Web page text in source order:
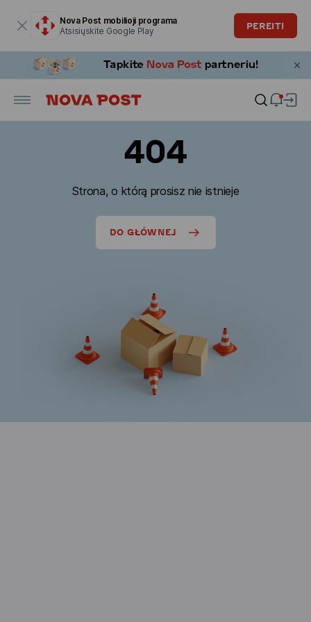
Nova Post mobilioji programa
Atsisiųskite Google Play
PEREITI
404
Strona, o którą prosisz nie istnieje
DO GŁÓWNEJ